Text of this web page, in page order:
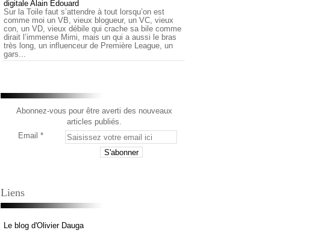
digitale Alain Edouard
Sur la Toile faut s’attendre à tout lorsqu’on est
comme moi un VB, vieux blogueur, un VC, vieux
con, un VD, vieux débile qui crache sa bile comme
dirait l’immense Mimi, mais un qui a aussi le bras
très long, un influenceur de Première League, un
gars...
Abonnez-vous pour être averti des nouveaux
articles publiés.
Email
Liens
Le blog d'Olivier Dauga